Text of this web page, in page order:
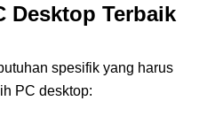
Desktop Terbaik
spesifik yang harus
PC desktop: